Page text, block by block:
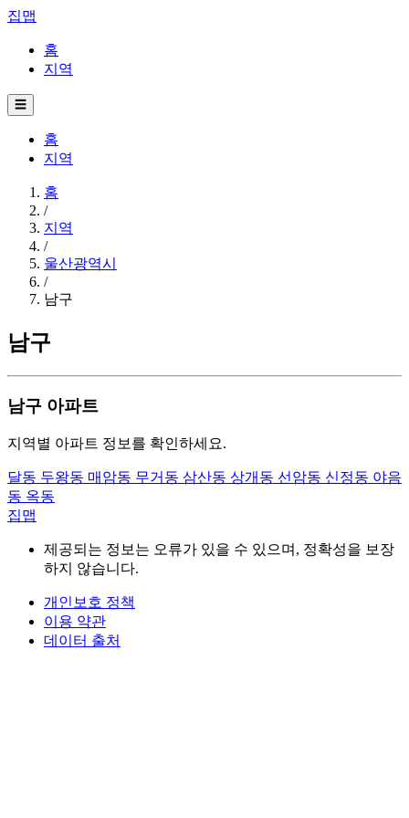
집맵
홈
지역
☰
홈
지역
홈
/
지역
/
울산광역시
/
남구
남구
남구 아파트
지역별 아파트 정보를 확인하세요.
달동 두왕동 매암동 무거동 삼산동 상개동 선암동 신정동 야음
동 옥동
집맵
제공되는 정보는 오류가 있을 수 있으며, 정확성을 보장
하지 않습니다.
개인보호 정책
이용 약관
데이터 출처